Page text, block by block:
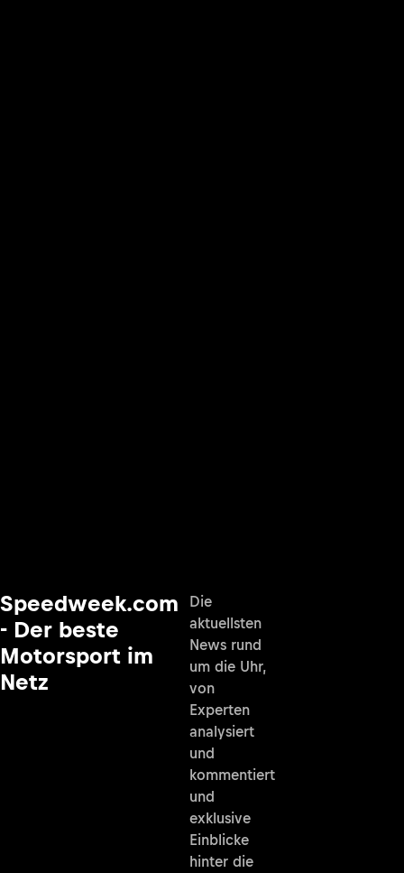
Speedweek.com
- Der beste
Motorsport im
Netz
Die
aktuellsten
News rund
um die Uhr,
von
Experten
analysiert
und
kommentiert
und
exklusive
Einblicke
hinter die